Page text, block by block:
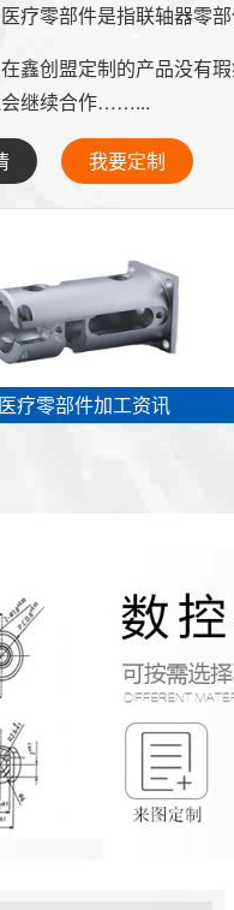
医疗零部件是指联轴器零
在鑫创盟定制的产品没有
会继续合作……...
我要定制
医疗零部件加工资讯